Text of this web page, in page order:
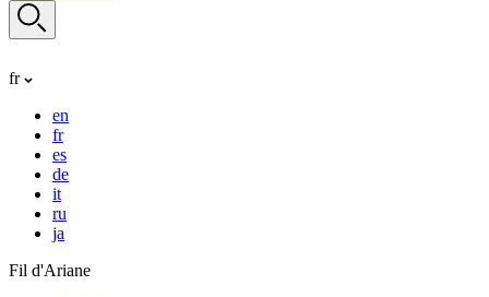
fr
en
fr
es
de
it
ru
ja
Fil d'Ariane